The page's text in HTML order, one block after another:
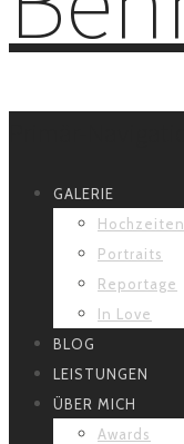
GALERIE
Hochzeiten
Portraits
Reportage
In Love
BLOG
LEISTUNGEN
ÜBER MICH
Awards